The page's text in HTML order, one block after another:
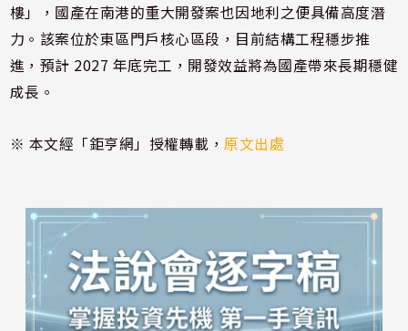
樓」，國產在南港的重大開發案也因地利之便具備高度潛
力。該案位於東區門戶核心區段，目前結構工程穩步推
進，預計 2027 年底完工，開發效益將為國產帶來長期穩健
成長。
※ 本文經「鉅亨網」授權轉載，原文出處